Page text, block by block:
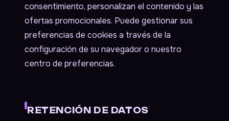
consentimiento, personalizan el contenido y las
ofertas promocionales. Puede gestionar sus
preferencias de cookies a través de la
configuración de su navegador o nuestro
centro de preferencias.
RETENCIÓN DE DATOS